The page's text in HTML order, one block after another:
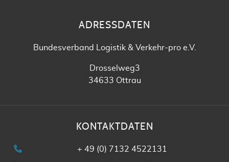
ADRESSDATEN
Bundesverband Logistik & Verkehr-pro e.V.
Drosselweg3
34633 Ottrau
KONTAKTDATEN
+ 49 (0) 7132 4522131